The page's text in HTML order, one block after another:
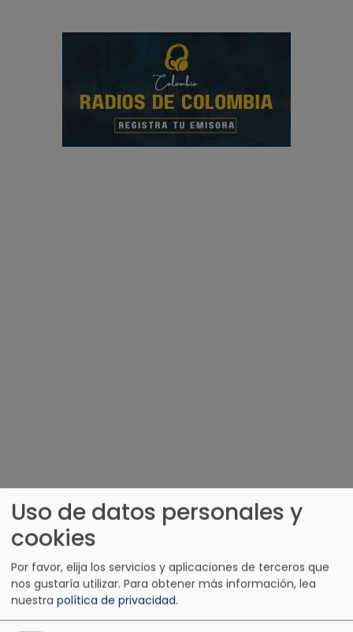
OTRAS EMISORAS DE COLOMBIA
Uso de datos personales y
cookies
Por favor, elija los servicios y aplicaciones de terceros que
nos gustaría utilizar. Para obtener más información, lea
nuestra política de privacidad.